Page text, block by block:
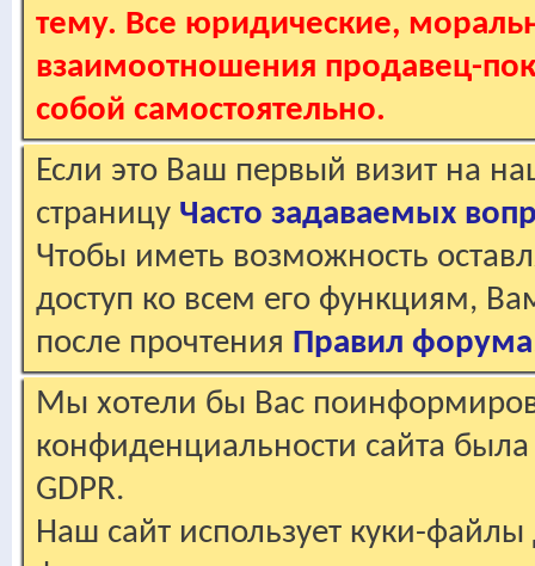
тему. Все юридические,
взаимоотношения продавец-
собой самостоятельно.
Если это Ваш первый визит на
страницу Часто задаваемых
Чтобы иметь возможность
доступ ко всем его функциям,
после прочтения Правил форума
Мы хотели бы Вас
конфиденциальности сайта
GDPR.
Наш сайт использует куки-файлы